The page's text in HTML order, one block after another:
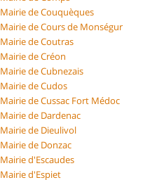
Mairie de Couquèques
Mairie de Cours de Monségur
Mairie de Coutras
Mairie de Créon
Mairie de Cubnezais
Mairie de Cudos
Mairie de Cussac Fort Médoc
Mairie de Dardenac
Mairie de Dieulivol
Mairie de Donzac
Mairie d'Escaudes
Mairie d'Espiet